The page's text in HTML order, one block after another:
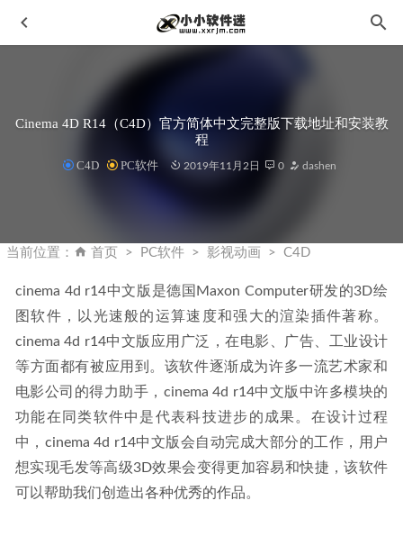
Cinema 4D R14（C4D）官方简体中文完整版下载地址和安装教
程
C4D PC软件 2019年11月2日 0 dashen
当前位置： 首页 PC软件 影视动画 C4D
cinema 4d r14中文版是德国Maxon Computer研发的3D绘
图软件，以光速般的运算速度和强大的渲染插件著称。
cinema 4d r14中文版应用广泛，在电影、广告、工业设计
等方面都有被应用到。该软件逐渐成为许多一流艺术家和
电影公司的得力助手，cinema 4d r14中文版中许多模块的
功能在同类软件中是代表科技进步的成果。在设计过程
中，cinema 4d r14中文版会自动完成大部分的工作，用户
想实现毛发等高级3D效果会变得更加容易和快捷，该软件
可以帮助我们创造出各种优秀的作品。
万兴PDF PDFelement 9.5.4.2218 官方中文破解版+免安装绿
FliFlik Watermark Remover 6.0.0 中文破解版-图片水印去除
器 2024-02-06
Adobe Media Encoder 2025 v25.6.4.4 中文破解版 By m0nkrus
2026-01-16
VMware10中文简体安装版下载地址和安装教程 2020-02-10